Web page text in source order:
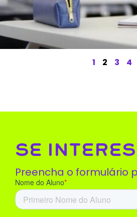
1 2 3 4
SE
Preencha o formulário